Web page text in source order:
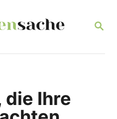
S
R
die Ihre